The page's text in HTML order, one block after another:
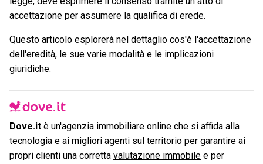
accettazione per assumere la qualifica di erede.
Questo articolo esplorerà nel dettaglio cos'è l'accettazione
dell'eredità, le sue varie modalità e le implicazioni
giuridiche.
Dove.it è un'agenzia immobiliare online che si affida alla
tecnologia e ai migliori agenti sul territorio per garantire ai
propri clienti una corretta valutazione immobile e per